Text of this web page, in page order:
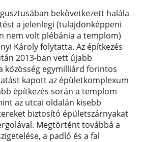
bekövetkezett halála
a jelenlegi (tulajdonképpeni
nem volt plébánia a templom)
Károly folytatta. Az építkezés
2013-ban vett újabb
közösség egymilliárd forintos
kapott az épületkomplexum
építkezés során a templom
az utcai oldalán kisebb
biztosító épületszárnyakat
Megtörtént továbbá a
a padló és a fal